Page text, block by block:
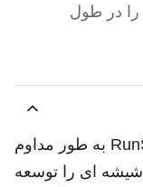
را در طول
با 15 سال تجربه در صنعت، RunSing به طور مداوم
شیشه ای را توسعه